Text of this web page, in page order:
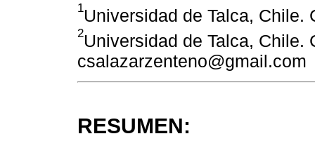
1Universidad de Talca, Chile.
2Universidad de Talca, Chile.
csalazarzenteno@gmail.com
RESUMEN: